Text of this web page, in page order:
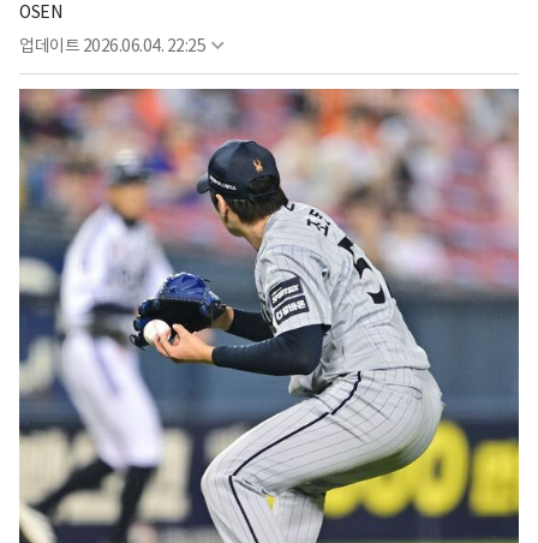
OSEN
업데이트 2026.06.04. 22:25